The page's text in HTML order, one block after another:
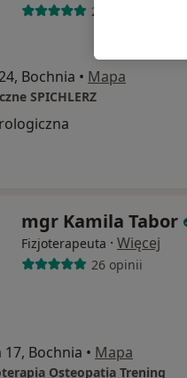
272 opinie
Bochnia • Mapa
SPICHLERZ
mgr Kamila Tabor
Fizjoterapeuta · Więcej
26 opinii
Bochnia • Mapa
Osteopatia Trening